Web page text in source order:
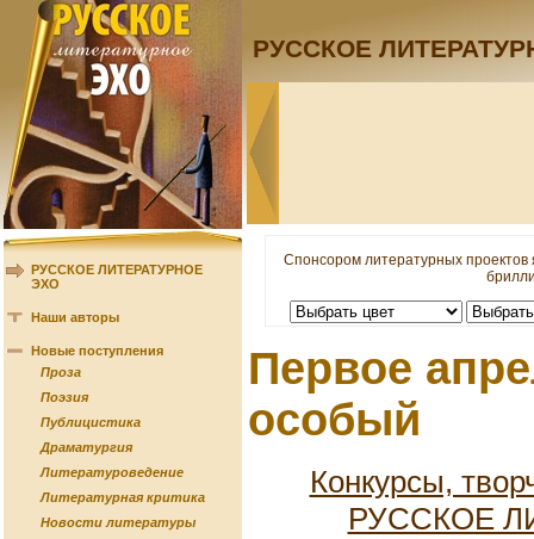
РУССКОЕ
РУССКОЕ ЛИТЕРАТУРНОЕ
ЭХО
Наши авторы
Новые поступления
Проза
Поэзия
Публицистика
Драматургия
Литературоведение
Литературная критика
Новости литературы
Спонсором литературных
Первое
особый
Конкурсы,
РУССКОЕ